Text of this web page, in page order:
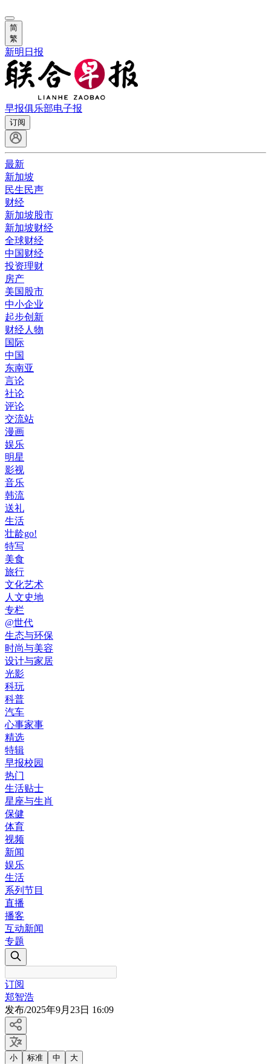
简
繁
新明日报
早报俱乐部电子报
订阅
最新
新加坡
民生民声
财经
新加坡股市
新加坡财经
全球财经
中国财经
投资理财
房产
美国股市
中小企业
起步创新
财经人物
国际
中国
东南亚
言论
社论
评论
交流站
漫画
娱乐
明星
影视
音乐
韩流
送礼
生活
壮龄go!
特写
美食
旅行
文化艺术
人文史地
专栏
@世代
生态与环保
时尚与美容
设计与家居
光影
科玩
科普
汽车
心事家事
精选
特辑
早报校园
热门
生活贴士
星座与生肖
保健
体育
视频
新闻
娱乐
生活
系列节目
直播
播客
互动新闻
专题
订阅
郑智浩
发布/2025年9月23日 16:09
小 标准 中 大